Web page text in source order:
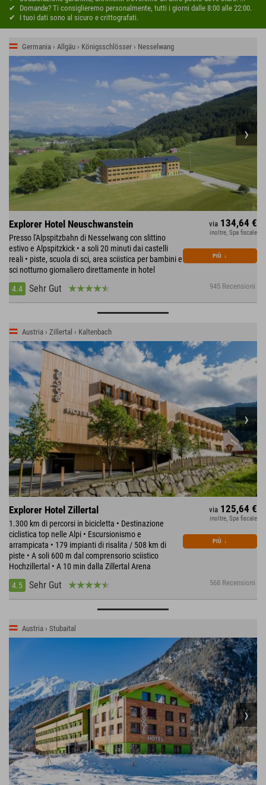
Domande? Ti consiglieremo personalmente, tutti i giorni dalle 8:00 alle 22:00.
I tuoi dati sono al sicuro e crittografati.
Germania › Allgäu › Königsschlösser › Nesselwang
Explorer Hotel Neuschwanstein
Presso l'Alpspitzbahn di Nesselwang con slittino
estivo e Alpspitzkick • a soli 20 minuti dai castelli
reali • piste, scuola di sci, area sciistica per bambini e
sci notturno giornaliero direttamente in hotel
4.4
Sehr Gut 945 Recensioni
via 134,64 €
inoltre, Spa fiscale
PIÙ ↓
Austria › Zillertal › Kaltenbach
Explorer Hotel Zillertal
1.300 km di percorsi in bicicletta • Destinazione
ciclistica top nelle Alpi • Escursionismo e
arrampicata • 179 impianti di risalita / 508 km di
piste • A soli 600 m dal comprensorio sciistico
Hochzillertal • A 10 min dalla Zillertal Arena
4.5
Sehr Gut 568 Recensioni
via 125,64 €
inoltre, Spa fiscale
PIÙ ↓
Austria › Stubaital